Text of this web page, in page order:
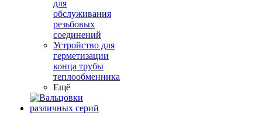
для
обслуживания
резьбовых
соединений
Устройство для
герметизации
конца трубы
теплообменника
Ещё